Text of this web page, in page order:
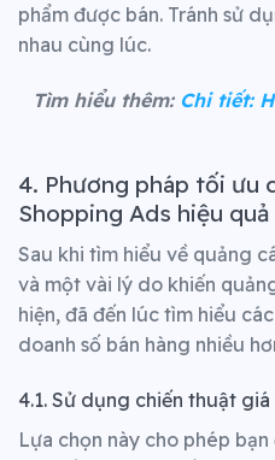
phẩm được bán. Tránh sử
nhau cùng lúc.
Tìm hiểu thêm: Chi tiết:
4. Phương pháp tối ưu
Shopping Ads hiệu quả
Sau khi tìm hiểu về quảng
và một vài lý do khiến
hiện, đã đến lúc tìm hiểu
doanh số bán hàng nhiều
4.1. Sử dụng chiến thuật
Lựa chọn này cho phép